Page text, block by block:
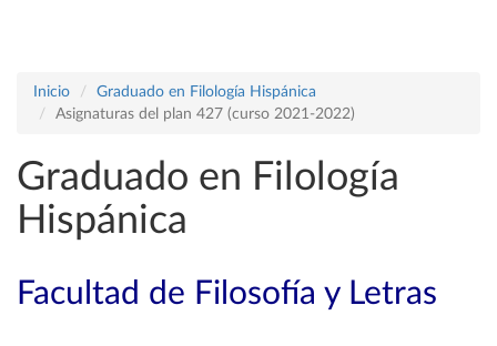
Inicio
Graduado en Filología Hispánica
Asignaturas del plan 427 (curso 2021-2022)
Graduado en Filología
Hispánica
Facultad de Filosofía y Letras